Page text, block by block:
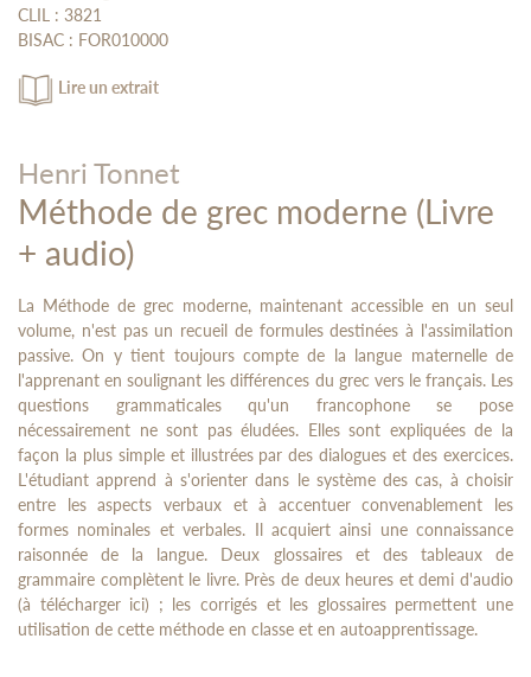
CLIL : 3821
BISAC : FOR010000
Lire un extrait
Henri Tonnet
Méthode de grec moderne (Livre
+ audio)
La Méthode de grec moderne, maintenant accessible en un seul
volume, n'est pas un recueil de formules destinées à l'assimilation
passive. On y tient toujours compte de la langue maternelle de
l'apprenant en soulignant les différences du grec vers le français. Les
questions grammaticales qu'un francophone se pose
nécessairement ne sont pas éludées. Elles sont expliquées de la
façon la plus simple et illustrées par des dialogues et des exercices.
L'étudiant apprend à s'orienter dans le système des cas, à choisir
entre les aspects verbaux et à accentuer convenablement les
formes nominales et verbales. Il acquiert ainsi une connaissance
raisonnée de la langue. Deux glossaires et des tableaux de
grammaire complètent le livre. Près de deux heures et demi d'audio
(à télécharger ici) ; les corrigés et les glossaires permettent une
utilisation de cette méthode en classe et en autoapprentissage.